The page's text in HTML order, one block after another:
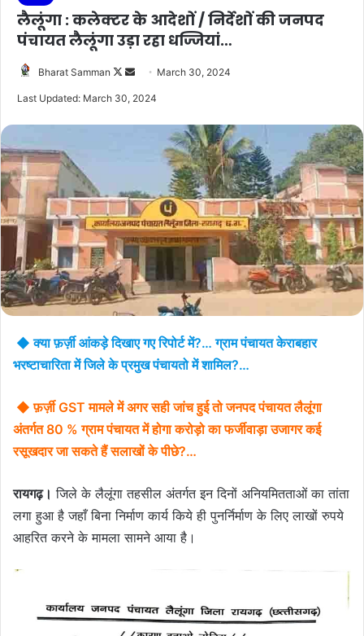
लैलूंगा : कलेक्टर के आदेशों / निर्देशों की जनपद
पंचायत लैलूंगा उड़ा रहा धज्जियां…
Bharat Samman
Follow
Send March 30, 2024
Last Updated: March 30, 2024
◆ क्या फ़र्ज़ी आंकड़े दिखाए गए रिपोर्ट में?… ग्राम पंचायत केराबहार
भरष्टाचारिता में जिले के प्रमुख पंचायतो में शामिल?…
◆ फ़र्ज़ी GST मामले में अगर सही जांच हुई तो जनपद पंचायत लैलूंगा
अंतर्गत 80 % ग्राम पंचायत में होगा करोड़ो का फर्जीवाड़ा उजागर कई
रसूखदार जा सकते हैं सलाखों के पीछे?…
रायगढ़। जिले के लैलूंगा तहसील अंतर्गत इन दिनों अनियमितताओं का तांता
लगा हुआ है जहाँ बिना निर्माण कार्य किये ही पुनर्निर्माण के लिए लाखों रुपये
आहरित करने के मामला सामने आया है।